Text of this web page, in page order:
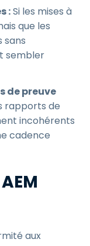
:Si les mises à
que les
sans
sembler
de preuve
rapports de
incohérents
cadence
aux